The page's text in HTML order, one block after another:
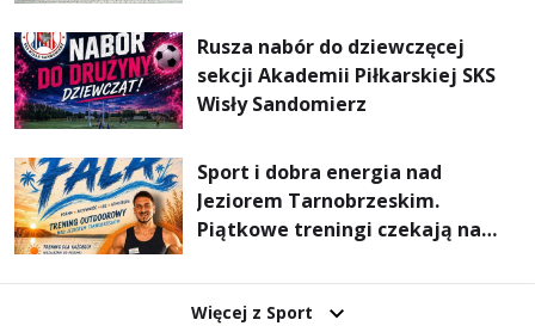
Rusza nabór do dziewczęcej
sekcji Akademii Piłkarskiej SKS
Wisły Sandomierz
Sport i dobra energia nad
Jeziorem Tarnobrzeskim.
Piątkowe treningi czekają na
Więcej z Sport